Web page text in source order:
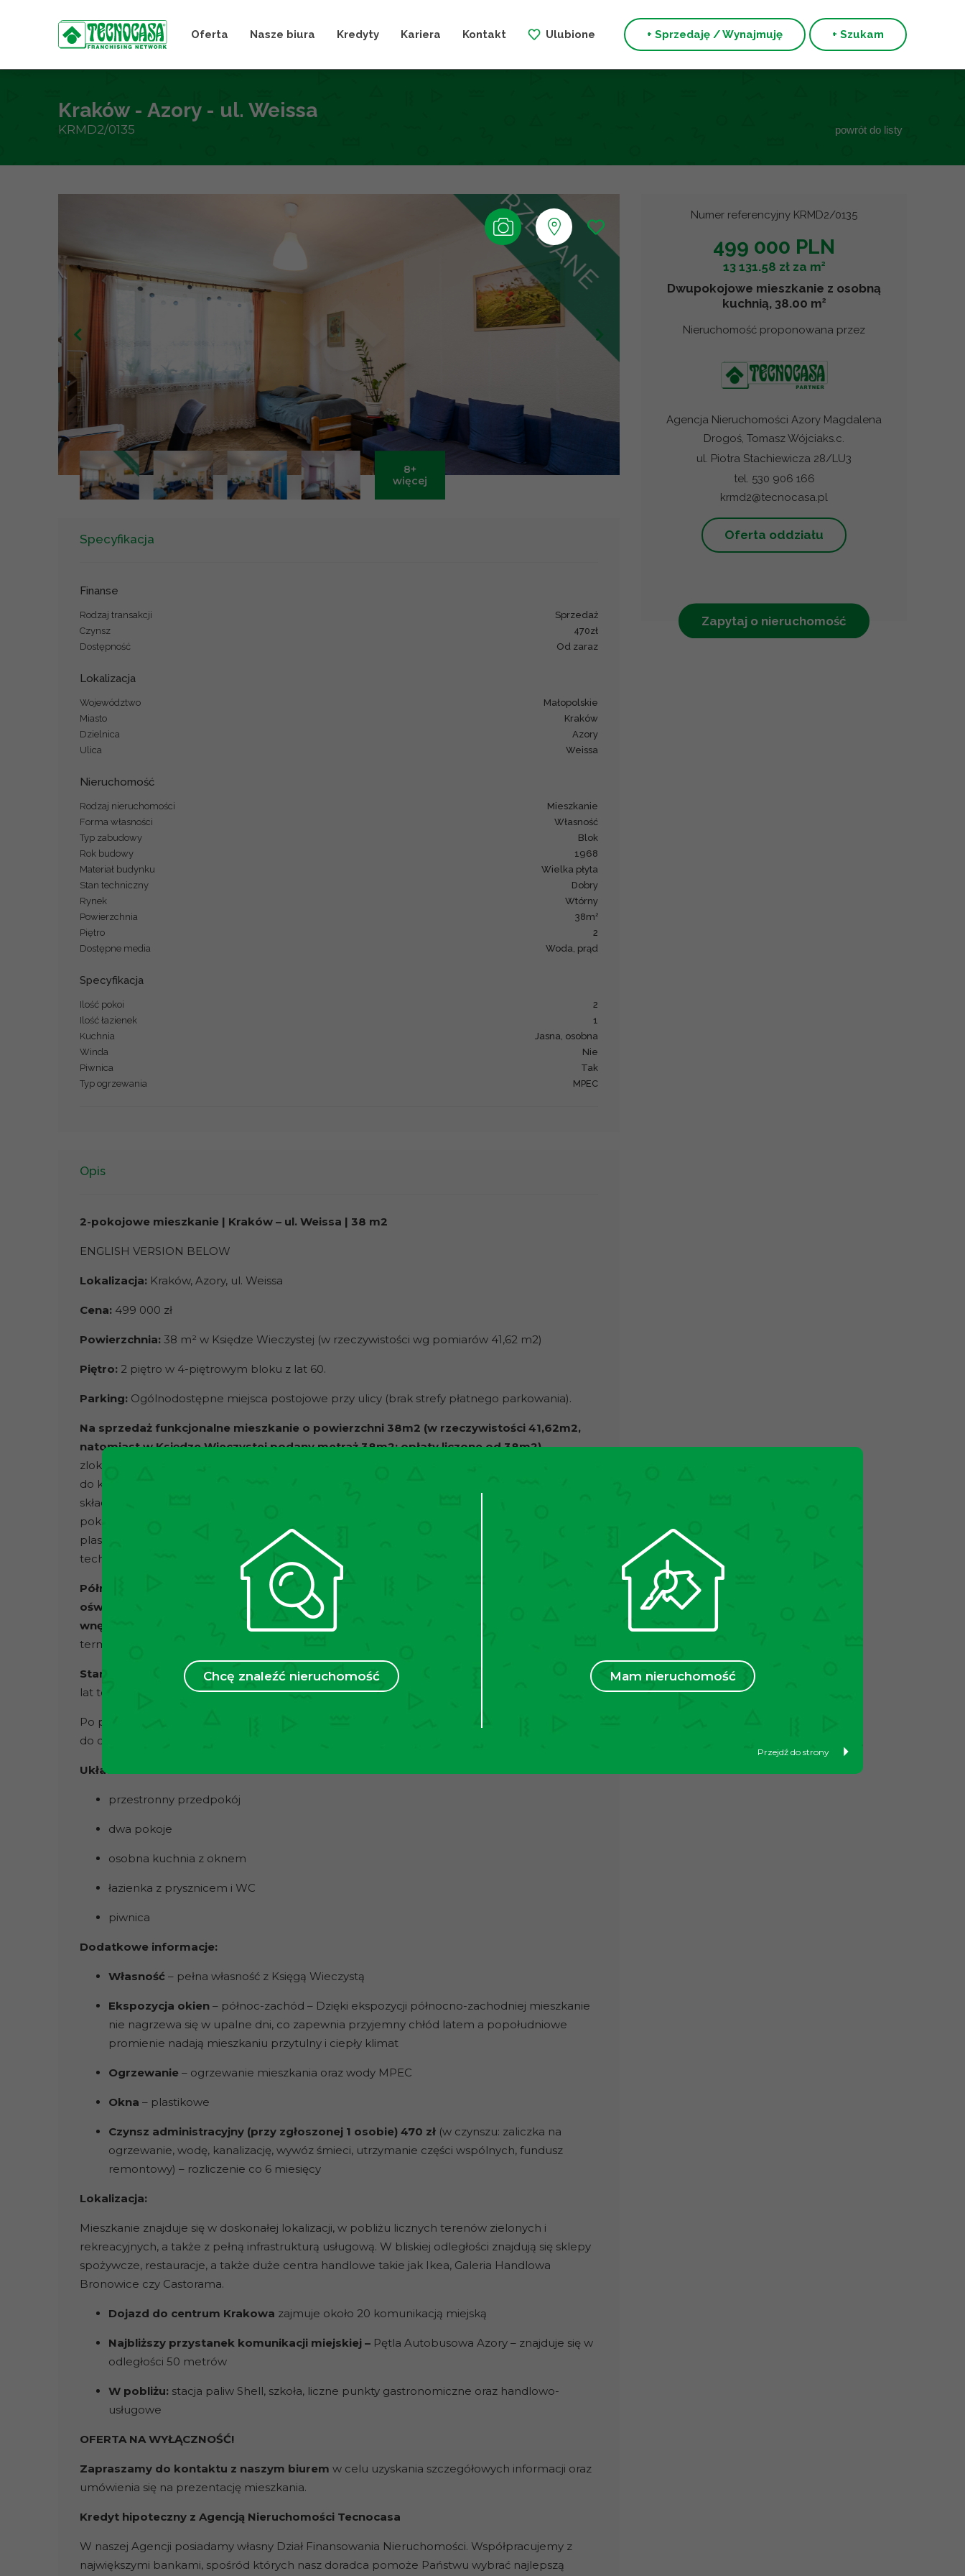
Chcę znaleźć nieruchomość Mam nieruchomość
Przejdź do strony
Oferta Nasze biura Kredyty Kariera Kontakt Ulubione + Sprzedaję / Wynajmuję + Szukam
Kraków - Azory - ul. Weissa
KRMD2/0135 powrót do listy
Numer referencyjny KRMD2/0135
499 000 PLN
13 131.58 zł za m2
Dwupokojowe mieszkanie z osobną
kuchnią, 38.00 m2
Nieruchomość proponowana przez
Agencja Nieruchomości Azory Magdalena
Drogoś, Tomasz Wójciaks.c.
ul. Piotra Stachiewicza 28/LU3
tel. 530 906 166
krmd2@tecnocasa.pl
Oferta oddziału
Zapytaj o nieruchomość
8+
więcej
OpenStreetMap
Specyfikacja
Finanse
Rodzaj transakcji
sprzedaż
Czynsz
470zł
Dostępność
od zaraz
Lokalizacja
Województwo
małopolskie
Miasto
Kraków
Dzielnica
Azory
Ulica
Weissa
Nieruchomość
Rodzaj nieruchomości
mieszkanie
Forma własności
Własność
Typ zabudowy
blok
Rok budowy
1968
Materiał budynku
wielka płyta
Stan techniczny
Dobry
Rynek
Wtórny
Powierzchnia
38m2
Piętro
2
Dostępne media
woda, prąd
Specyfikacja
Ilość pokoi
2
Ilość łazienek
1
Kuchnia
jasna, osobna
Winda
Nie
Piwnica
Tak
Typ ogrzewania
MPEC
Opis
2-pokojowe mieszkanie | Kraków – ul. Weissa | 38 m2
ENGLISH VERSION BELOW
Lokalizacja: Kraków, Azory, ul. Weissa
Cena: 499 000 zł
Powierzchnia: 38 m² w Księdze Wieczystej (w rzeczywistości wg pomiarów 41,62 m2)
Piętro: 2 piętro w 4-piętrowym bloku z lat 60.
Parking: Ogólnodostępne miejsca postojowe przy ulicy (brak strefy płatnego parkowania).
Na sprzedaż funkcjonalne mieszkanie o powierzchni 38m2 (w rzeczywistości 41,62m2,
natomiast w Księdze Wieczystej podany metraż 38m2; opłaty liczone od 38m2),
zlokalizowane przy ul. Weissa w Krakowie
do komunikacji miejskiej
składa się z przedpokoju, 2 pokoi, osobnej jasnej kuchni oraz łazienki z WC. Na podłodze w
pokojach oraz przedpokoju – parkiet, w łazience – płytki, w kuchni – płytki PCV. Okna
plastikowe. Do mieszkania przynależy również piwnica (ok. 3m2). Budynek w dobrym stanie
technicznym, klatka schodowa zadbana – remontowana rok temu.
Północno-zachodnia ekspozycja okien sprawia, że wnętrza mają równomierne i łagodne
oświetlenie, które świetnie sprawdza się w codziennym użytkowaniu oraz przy aranżacji
wnętrz.
Idealna dla osób, które cenią jasne i przyjemne światło popołudniu oraz komfort
termiczny latem, bez nadmiernego nagrzewania się pomieszczeń.
Stan mieszkania:
do odświeżenia/częściowego remontu. W mieszkaniu wyremontowano kilka
lat temu łazienkę.
Po przeciwnej stronie ulicy znajduje się pętla autobusowa “Azory”, co zapewnia szybki dojazd
do centrum i innych części miasta.
Układ mieszkania:
przestronny przedpokój
dwa pokoje
osobna kuchnia z oknem
łazienka z prysznicem i WC
piwnica
Dodatkowe informacje:
Własność – pełna własność z Księgą Wieczystą
Ekspozycja okien – północ-zachód – Dzięki ekspozycji północno-zachodniej mieszkanie
nie nagrzewa się w upalne dni, co zapewnia przyjemny chłód latem a popołudniowe
promienie nadają mieszkaniu przytulny i ciepły klimat
Ogrzewanie – ogrzewanie mieszkania oraz wody MPEC
Okna – plastikowe
Czynsz administracyjny (przy zgłoszonej 1 osobie) 470 zł (w czynszu: zaliczka na
ogrzewanie, wodę, kanalizację, wywóz śmieci, utrzymanie części wspólnych, fundusz
remontowy) – rozliczenie co 6 miesięcy
Lokalizacja:
Mieszkanie znajduje się w doskonałej lokalizacji, w pobliżu licznych terenów zielonych i
rekreacyjnych, a także z pełną infrastrukturą usługową. W bliskiej odległości znajdują się sklepy
spożywcze, restauracje, a także duże centra handlowe takie jak Ikea, Galeria Handlowa
Bronowice czy Castorama.
Dojazd do centrum Krakowa zajmuje około 20 komunikacją miejską
Najbliższy przystanek komunikacji miejskiej – Pętla Autobusowa Azory – znajduje się w
odległości 50 metrów
W pobliżu:stacja paliw Shell, szkoła, liczne punkty gastronomiczne oraz handlowo-
usługowe
OFERTA NA WYŁĄCZNOŚĆ!
Zapraszamy do kontaktu z naszym biurem w celu uzyskania szczegółowych informacji oraz
umówienia się na prezentację mieszkania.
Kredyt hipoteczny z Agencją Nieruchomości Tecnocasa
W naszej Agencji posiadamy własny Dział Finansowania Nieruchomości. Współpracujemy z
największymi bankami, spośród których nasz doradca pomoże Państwu wybrać najlepszą